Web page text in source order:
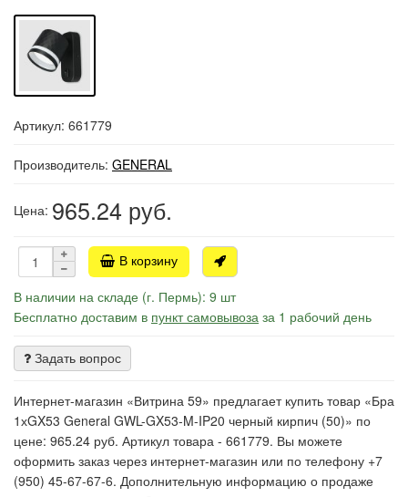
Артикул: 661779
Производитель: GENERAL
Цена: 965.24 руб.
В корзину
В наличии на складе (г. Пермь): 9 шт
Бесплатно доставим в пункт самовывоза за 1 рабочий день
Задать вопрос
Интернет-магазин «Витрина 59» предлагает купить товар «Бра
1хGX53 General GWL-GX53-M-IP20 черный кирпич (50)» по
цене: 965.24 руб. Артикул товара - 661779. Вы можете
оформить заказ через интернет-магазин или по телефону +7
(950) 45-67-67-6. Дополнительную информацию о продаже